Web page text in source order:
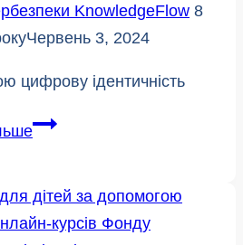
KnowledgeFlow 8
Червень 3, 2024
цифрову ідентичність
Управління
способи
захистити